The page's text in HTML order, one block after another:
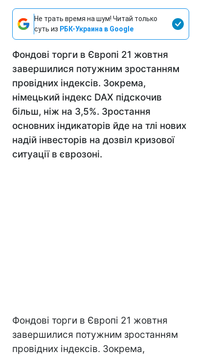
Не трать время на шум! Читай только
суть из РБК-Украина в Google
Фондові торги в Європі 21 жовтня
завершилися потужним зростанням
провідних індексів. Зокрема,
німецький індекс DAX підскочив
більш, ніж на 3,5%. Зростання
основних індикаторів йде на тлі нових
надій інвесторів на дозвіл кризової
ситуації в єврозоні.
Фондові торги в Європі 21 жовтня
завершилися потужним зростанням
провідних індексів. Зокрема,